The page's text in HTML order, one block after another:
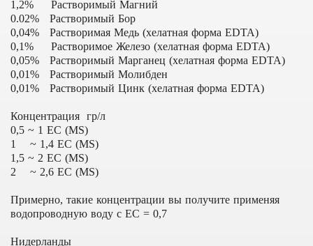
1,2% Растворимый Магний
0.02% Растворимый Бор
0,04% Растворимая Медь (хелатная форма EDTA)
0,1% Растворимое Железо (хелатная форма EDTA)
0,05% Растворимый Марганец (хелатная форма EDTA)
0,01% Растворимый Молибден
0,01% Растворимый Цинк (хелатная форма EDTA)
Концентрация гр/л
0,5 ~ 1 ЕС (MS)
1 ~ 1,4 ЕС (MS)
1,5 ~ 2 ЕС (MS)
2 ~ 2,6 ЕС (MS)
Примерно, такие концентрации вы получите применяя
водопроводную воду с EC = 0,7
Нидерланды